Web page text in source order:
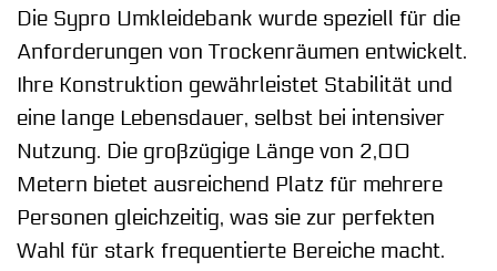
Die Sypro Umkleidebank wurde speziell für die
Anforderungen von Trockenräumen entwickelt.
Ihre Konstruktion gewährleistet Stabilität und
eine lange Lebensdauer, selbst bei intensiver
Nutzung. Die großzügige Länge von 2,00
Metern bietet ausreichend Platz für mehrere
Personen gleichzeitig, was sie zur perfekten
Wahl für stark frequentierte Bereiche macht.